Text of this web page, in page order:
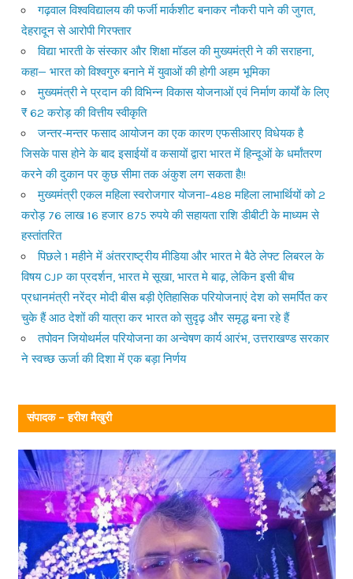
गढ़वाल विश्वविद्यालय की फर्जी मार्कशीट बनाकर नौकरी पाने की जुगत,
देहरादून से आरोपी गिरफ्तार
विद्या भारती के संस्कार और शिक्षा मॉडल की मुख्यमंत्री ने की सराहना,
कहा— भारत को विश्वगुरु बनाने में युवाओं की होगी अहम भूमिका
मुख्यमंत्री ने प्रदान की विभिन्न विकास योजनाओं एवं निर्माण कार्यों के लिए
₹ 62 करोड़ की वित्तीय स्वीकृति
जन्तर-मन्तर फसाद आयोजन का एक कारण एफसीआरए विधेयक है
जिसके पास होने के बाद इसाईयों व कसायों द्वारा भारत में हिन्दूओं के धर्मांतरण
करने की दुकान पर कुछ सीमा तक अंकुश लग सकता है!!
मुख्यमंत्री एकल महिला स्वरोजगार योजना–488 महिला लाभार्थियों को 2
करोड़ 76 लाख 16 हजार 875 रुपये की सहायता राशि डीबीटी के माध्यम से
हस्तांतरित
पिछले 1 महीने में अंतरराष्ट्रीय मीडिया और भारत मे बैठे लेफ्ट लिबरल के
विषय CJP का प्रदर्शन, भारत मे सूखा, भारत मे बाढ़, लेकिन इसी बीच
प्रधानमंत्री नरेंद्र मोदी बीस बड़ी ऐतिहासिक परियोजनाएं देश को समर्पित कर
चुके हैं आठ देशों की यात्रा कर भारत को सुदृढ़ और समृद्ध बना रहे हैं
तपोवन जियोथर्मल परियोजना का अन्वेषण कार्य आरंभ, उत्तराखण्ड सरकार
ने स्वच्छ ऊर्जा की दिशा में एक बड़ा निर्णय
संपादक – हरीश मैखुरी